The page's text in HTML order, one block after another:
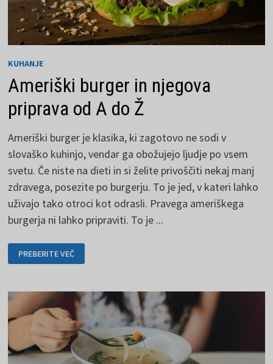
KUHANJE
Ameriški burger in njegova
priprava od A do Ž
Ameriški burger je klasika, ki zagotovo ne sodi v
slovaško kuhinjo, vendar ga obožujejo ljudje po vsem
svetu. Če niste na dieti in si želite privoščiti nekaj manj
zdravega, posezite po burgerju. To je jed, v kateri lahko
uživajo tako otroci kot odrasli. Pravega ameriškega
burgerja ni lahko pripraviti. To je ...
BURGER
IN
OD
DO
Ž
PREBERITE VEČ